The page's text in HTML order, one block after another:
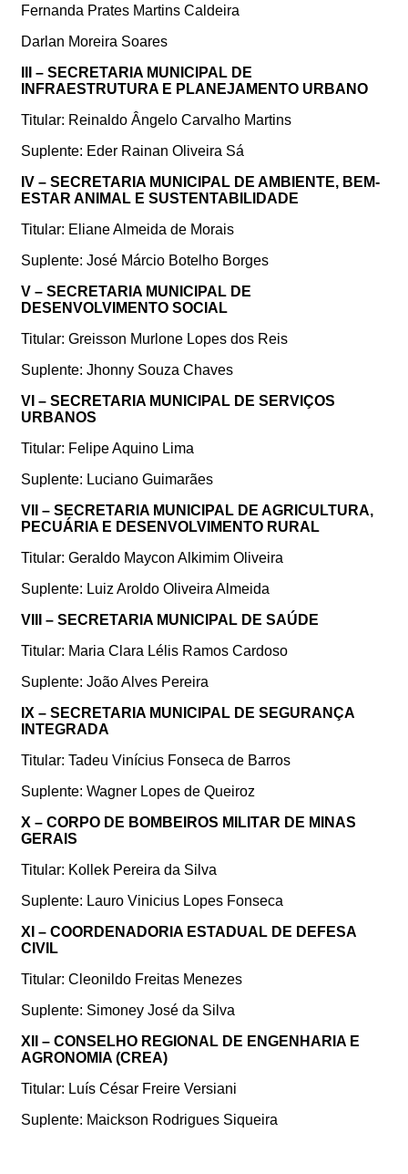
Fernanda Prates Martins Caldeira
Darlan Moreira Soares
III – SECRETARIA MUNICIPAL DE
INFRAESTRUTURA E PLANEJAMENTO URBANO
Titular: Reinaldo Ângelo Carvalho Martins
Suplente: Eder Rainan Oliveira Sá
IV – SECRETARIA MUNICIPAL DE AMBIENTE, BEM-
ESTAR ANIMAL E SUSTENTABILIDADE
Titular: Eliane Almeida de Morais
Suplente: José Márcio Botelho Borges
V – SECRETARIA MUNICIPAL DE
DESENVOLVIMENTO SOCIAL
Titular: Greisson Murlone Lopes dos Reis
Suplente: Jhonny Souza Chaves
VI – SECRETARIA MUNICIPAL DE SERVIÇOS
URBANOS
Titular: Felipe Aquino Lima
Suplente: Luciano Guimarães
VII – SECRETARIA MUNICIPAL DE AGRICULTURA,
PECUÁRIA E DESENVOLVIMENTO RURAL
Titular: Geraldo Maycon Alkimim Oliveira
Suplente: Luiz Aroldo Oliveira Almeida
VIII – SECRETARIA MUNICIPAL DE SAÚDE
Titular: Maria Clara Lélis Ramos Cardoso
Suplente: João Alves Pereira
IX – SECRETARIA MUNICIPAL DE SEGURANÇA
INTEGRADA
Titular: Tadeu Vinícius Fonseca de Barros
Suplente: Wagner Lopes de Queiroz
X – CORPO DE BOMBEIROS MILITAR DE MINAS
GERAIS
Titular: Kollek Pereira da Silva
Suplente: Lauro Vinicius Lopes Fonseca
XI – COORDENADORIA ESTADUAL DE DEFESA
CIVIL
Titular: Cleonildo Freitas Menezes
Suplente: Simoney José da Silva
XII – CONSELHO REGIONAL DE ENGENHARIA E
AGRONOMIA (CREA)
Titular: Luís César Freire Versiani
Suplente: Maickson Rodrigues Siqueira